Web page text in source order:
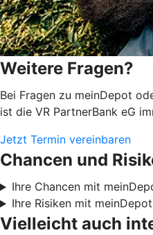
Weitere Fragen?
Bei Fragen zu meinDepot
ist die VR PartnerBank eG
Jetzt Termin vereinbaren
Chancen und
Ihre Chancen mit
Ihre Risiken mit meinDepot
Vielleicht auch